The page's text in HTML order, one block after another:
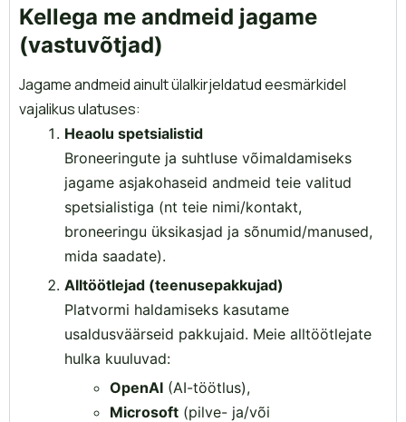
Kellega me andmeid jagame
(vastuvõtjad)
Jagame andmeid ainult ülalkirjeldatud eesmärkidel
vajalikus ulatuses:
Heaolu spetsialistid
Broneeringute ja suhtluse võimaldamiseks
jagame asjakohaseid andmeid teie valitud
spetsialistiga (nt teie nimi/kontakt,
broneeringu üksikasjad ja sõnumid/manused,
mida saadate).
Alltöötlejad (teenusepakkujad)
Platvormi haldamiseks kasutame
usaldusväärseid pakkujaid. Meie alltöötlejate
hulka kuuluvad:
OpenAI (AI-töötlus),
Microsoft (pilve- ja/või